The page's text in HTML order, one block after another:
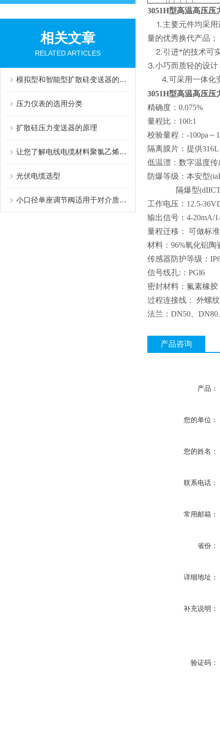
相关文章
RELATED ARTICLES
模拟型和智能型扩散硅变送器的特点分别是什么
压力仪表的选用分类
扩散硅压力变送器的原理
让您了解电线电缆材料聚氯乙烯树脂的结构
光伏电缆选型
小口径单座调节阀适用于对介质流量或者压力的调节
3051H型高温高压压
⒈主要元件均采用
量的优秀换代产品；
⒉引进*的技术可
⒊小巧而质轻的设计
⒋可采用一体化
3051H型高温高压压
精确度：0.075%
量程比：100:1
校验量程：-100pa～
隔离膜片：提供
低温漂：数字温度
防爆等级：本安型
隔爆型
工作电压：12.5-
输出信号：4-20mA/
量程迁移： 可做标
材料：96%氧化铝陶
传感器防护等级：
信号线孔:：PGl6
密封材料：氟素橡
过程连接线： 外螺
法兰：DN50、DN80
产品咨询
产品：
您的单位：
您的姓名：
联系电话：
常用邮箱：
省份：
详细地址：
补充说明：
验证码：